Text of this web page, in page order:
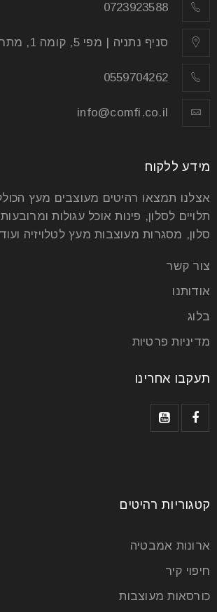
שולחנות עגולים נפתחים
הרעיון של שולחנות עגולים נפתחים
חושבים על זה לעומק, הוא פשוט רעיון
ארוחות משפחתיות היו דבר אחד מיני
0723923588
סניף נתניה | מפי 5, קומה 1, מתחם "Soho"
0559704262
info@comfi.co.il
מידע ללקוח
אצלנו תמצאו רהיטים מעוצבים מעץ
תלויים לסלון, פינות אוכל עגולות
סלון, מסגרות מעוצבות מעץ לטלויזיה
צור קשר
אודותנו
בלוג
מדיניות פרטיות
תעקבו אחרינו
קטגוריות רהיטים
ארונות אמבטיה
חיפוי קיר
כורסאות מעוצבות